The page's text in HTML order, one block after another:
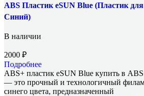
ABS Пластик eSUN Blue (Пластик
Синий)
В наличии
2000 ₽
Подробнее
ABS+ пластик eSUN Blue купить в
— это прочный и технологичный
синего цвета, предназначенный